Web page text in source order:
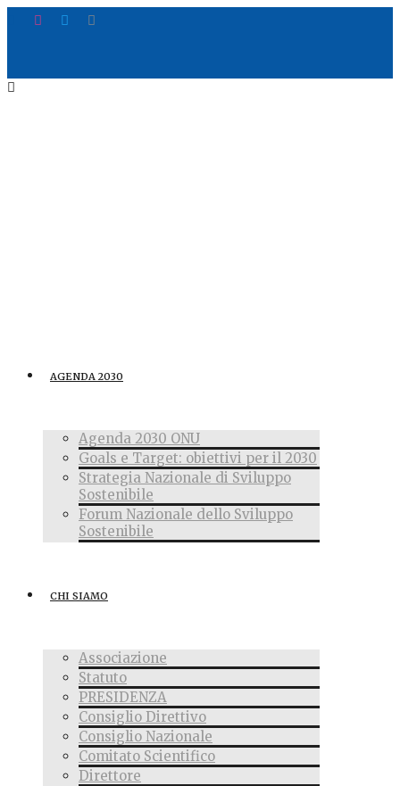
AGENDA 2030
Agenda 2030 ONU
Goals e Target: obiettivi per il 2030
Strategia Nazionale di Sviluppo
Sostenibile
Forum Nazionale dello Sviluppo
Sostenibile
CHI SIAMO
Associazione
Statuto
PRESIDENZA
Consiglio Direttivo
Consiglio Nazionale
Comitato Scientifico
Direttore